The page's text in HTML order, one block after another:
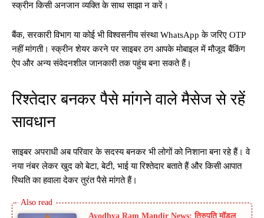
स्क्रीन किसी अनजान व्यक्ति के साथ साझा न करें।
बैंक, सरकारी विभाग या कोई भी विश्वसनीय संस्था WhatsApp के जरिए OTP
नहीं मांगती। स्क्रीन शेयर करने पर साइबर ठग आपके मोबाइल में मौजूद बैंकिंग
ऐप और अन्य संवेदनशील जानकारी तक पहुंच बना सकते हैं।
रिश्तेदार बनकर पैसे मांगने वाले मैसेज से रहें
सावधान
साइबर अपराधी अब परिवार के सदस्य बनकर भी लोगों को निशाना बना रहे हैं। वे
नया नंबर लेकर खुद को बेटा, बेटी, भाई या रिश्तेदार बताते हैं और किसी आपात
स्थिति का हवाला देकर तुरंत पैसे मांगते हैं।
Ayodhya Ram Mandir News: तिरुपति मॉडल